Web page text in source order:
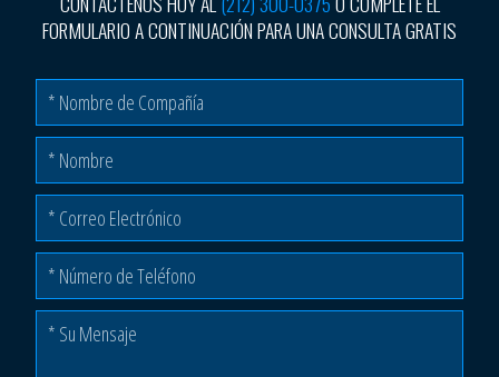
FORMULARIO A CONTINUACIÓN PARA UNA CONSULTA GRATIS